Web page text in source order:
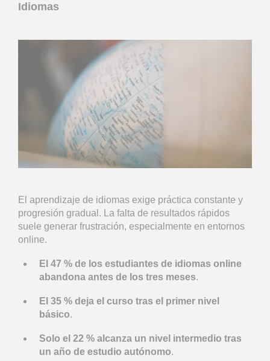
Idiomas
El aprendizaje de idiomas exige práctica constante y
progresión gradual. La falta de resultados rápidos
suele generar frustración, especialmente en entornos
online.
El 47 % de los estudiantes de idiomas online
abandona antes de los tres meses.
El 35 % deja el curso tras el primer nivel
básico.
Solo el 22 % alcanza un nivel intermedio tras
un año de estudio autónomo.